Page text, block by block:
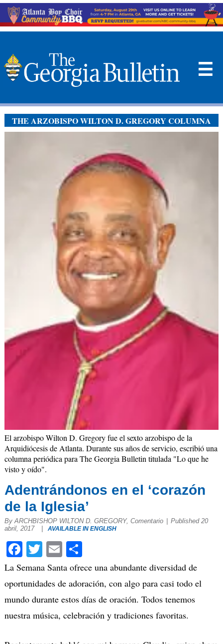
☰
THE ARZOBISPO WILTON D. GREGORY COLUMNA
El arzobispo Wilton D. Gregory fue el sexto arzobispo de la
Arquidiócesis de Atlanta. Durante sus años de servicio, escribió una
columna periódica para The Georgia Bulletin titulada "Lo que he
visto y oído".
Adentrándonos en el ‘corazón
de la Iglesia’
By ARCHBISHOP WILTON D. GREGORY, Comentario | Published 20
abril, 2017
| AVAILABLE IN ENGLISH
Facebook
Twitter
EmailCompartir
La Semana Santa ofrece una abundante diversidad de
oportunidades de adoración, con algo para casi todo el
mundo durante estos días de oración. Todos tenemos
nuestra música, celebración y tradiciones favoritas.